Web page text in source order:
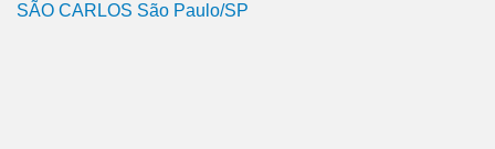
SÃO CARLOS São Paulo/SP